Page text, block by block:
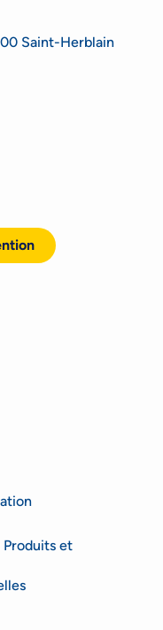
Saint-Herblain
Produits et